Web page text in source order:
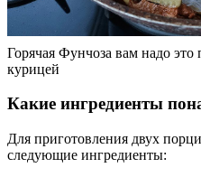
Горячая Фунчоза вам надо
курицей
Какие ингредиенты
Для приготовления двух
следующие ингредиенты: